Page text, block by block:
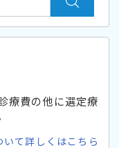
療費の他に選定療
いて詳しくはこちら